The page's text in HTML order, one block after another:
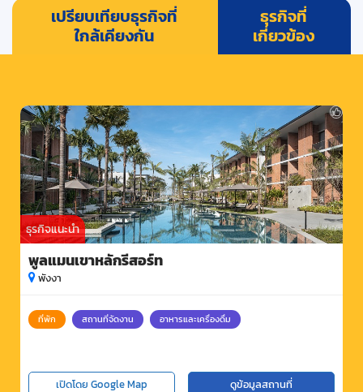
เปรียบเทียบธุรกิจที่
ใกล้เคียงกัน
ธุรกิจที่
เกี่ยวข้อง
ธุรกิจแนะนำ
พูลแมนเขาหลักรีสอร์ท
พังงา
ที่พัก สถานที่จัดงาน อาหารและเครื่องดื่ม
เปิดโดย Google Map ดูข้อมูลสถานที่